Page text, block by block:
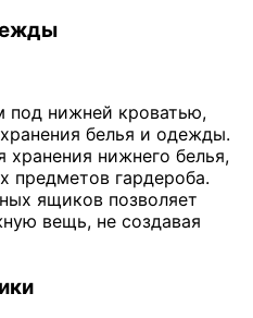
под нижней кроватью,
белья и одежды.
хранения нижнего белья,
предметов гардероба.
ящиков позволяет
вещь, не создавая